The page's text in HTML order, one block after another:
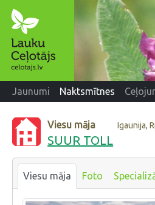
Jaunumi Naktsmītnes
Viesu māja Igaunija,
SUUR TOLL
Viesu māja Foto